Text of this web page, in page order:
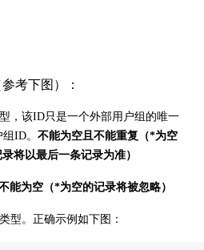
考下图）：
，该ID只是一个外部用户组的唯一
ID。 不能为空且不能重复（*为空
将以最后一条记录为准）
能为空（*为空的记录将被忽略）
。正确示例如下图：